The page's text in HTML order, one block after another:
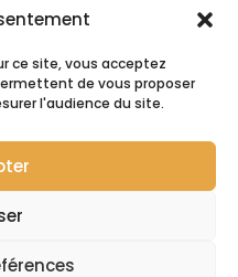
ce site, vous acceptez
de vous proposer
l'audience du site.